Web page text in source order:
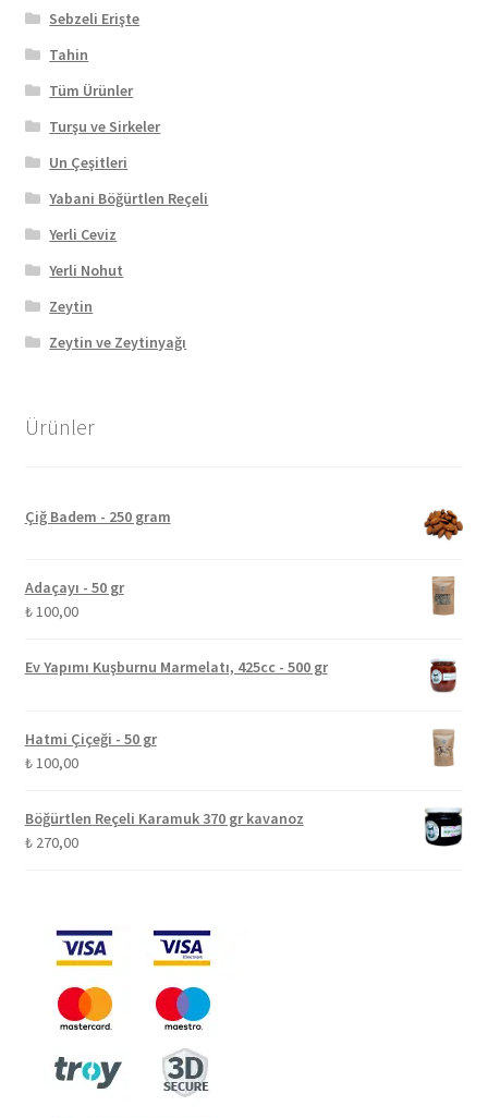
Sebzeli Erişte
Tahin
Tüm Ürünler
Turşu ve Sirkeler
Un Çeşitleri
Yabani Böğürtlen Reçeli
Yerli Ceviz
Yerli Nohut
Zeytin
Zeytin ve Zeytinyağı
Ürünler
Çiğ Badem - 250 gram
Adaçayı - 50 gr
₺100,00
Ev Yapımı Kuşburnu Marmelatı, 425cc - 500 gr
Hatmi Çiçeği - 50 gr
₺100,00
Böğürtlen Reçeli Karamuk 370 gr kavanoz
₺270,00